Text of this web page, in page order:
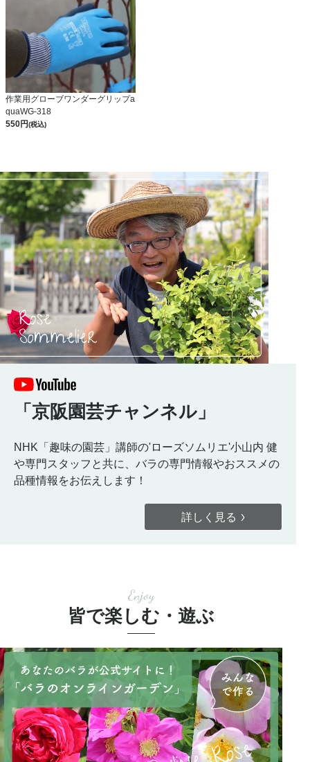
作業用グローブワンダーグリップa
quaWG-318
550
(税込)
「京阪園芸チャンネル」
NHK「趣味の園芸」講師の'ローズソムリエ'小山内 健
や専門スタッフと共に、バラの専門情報やおススメの
品種情報をお伝えします！
詳しく見る
Enjoy
皆で楽しむ・遊ぶ